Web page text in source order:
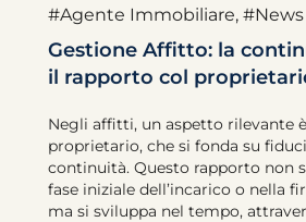
#Agente Immobiliare, #News
Gestione Affitto: la
il rapporto col
Negli affitti, un aspetto rilevante
proprietario, che si fonda su
continuità. Questo rapporto non
fase iniziale dell’incarico o nella
ma si sviluppa nel tempo,